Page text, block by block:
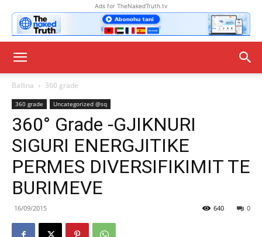
Ads for TheNakedTruth.tv
Ballina 360 grade
360 grade Uncategorized @sq
360° Grade -GJIKNURI
SIGURI ENERGJITIKE
PERMES DIVERSIFIKIMIT TE
BURIMEVE
16/09/2015 0
640